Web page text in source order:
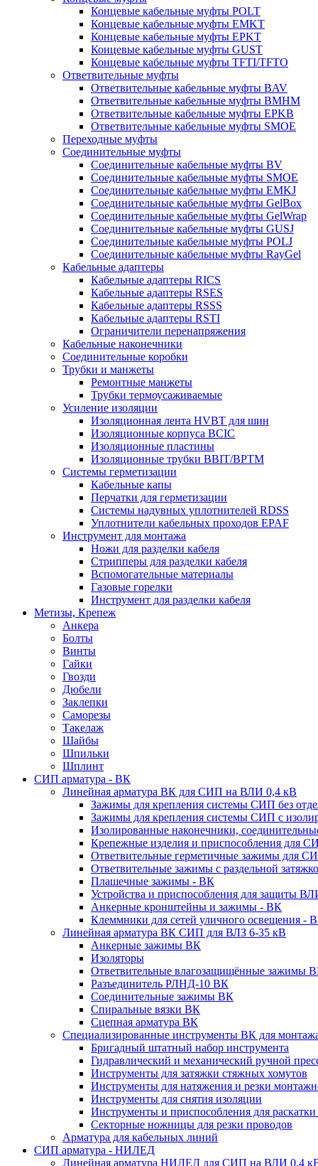
Концевые кабельные муфты POLT
Концевые кабельные муфты EMKT
Концевые кабельные муфты EPKT
Концевые кабельные муфты GUST
Концевые кабельные муфты TFTI/TFTO
Ответвительные муфты
Ответвительные кабельные муфты BAV
Ответвительные кабельные муфты BMHM
Ответвительные кабельные муфты EPKB
Ответвительные кабельные муфты SMOE
Переходные муфты
Соединительные муфты
Соединительные кабельные муфты BV
Соединительные кабельные муфты SMOE
Соединительные кабельные муфты EMKJ
Соединительные кабельные муфты GelBox
Соединительные кабельные муфты GelWrap
Соединительные кабельные муфты GUSJ
Соединительные кабельные муфты POLJ
Соединительные кабельные муфты RayGel
Кабельные адаптеры
Кабельные адаптеры RICS
Кабельные адаптеры RSES
Кабельные адаптеры RSSS
Кабельные адаптеры RSTI
Ограничители перенапряжения
Кабельные наконечники
Соединительные коробки
Трубки и манжеты
Ремонтные манжеты
Трубки термоусаживаемые
Усиление изоляции
Изоляционная лента HVBT для шин
Изоляционные корпуса BCIC
Изоляционные пластины
Изоляционные трубки BBIT/BPTM
Системы герметизации
Кабельные капы
Перчатки для герметизации
Системы надувных уплотнителей RDSS
Уплотнители кабельных проходов EPAF
Инструмент для монтажа
Ножи для разделки кабеля
Стрипперы для разделки кабеля
Вспомогательные материалы
Газовые горелки
Инструмент для разделки кабеля
Метизы, Крепеж
Анкера
Болты
Винты
Гайки
Гвозди
Дюбели
Заклепки
Саморезы
Такелаж
Шайбы
Шпильки
Шплинт
СИП арматура - ВК
Линейная арматура ВК для СИП на ВЛИ 0,4 кВ
Зажимы для крепления системы СИП без
Зажимы для крепления системы СИП с
Изолированные наконечники,
Крепежные изделия и приспособления для
Ответвительные герметичные зажимы для
Ответвительные зажимы с раздельной
Плашечные зажимы - ВК
Устройства и приспособления для защиты
Анкерные кронштейны и зажимы - ВК
Клеммники для сетей уличного освещения -
Линейная арматура ВК СИП для ВЛЗ 6-35 кВ
Анкерные зажимы ВК
Изоляторы
Ответвительные влагозащищённые зажимы
Разъединитель РЛНД-10 ВК
Соединительные зажимы ВК
Спиральные вязки ВК
Сцепная арматура ВК
Специализированные инструменты ВК для
Бригадный штатный набор инструмента
Гидравлический и механический ручной
Инструменты для затяжки стяжных хомутов
Инструменты для натяжения и резки
Инструменты для снятия изоляции
Инструменты и приспособления для
Секторные ножницы для резки проводов
Арматура для кабельных линий
СИП арматура - НИЛЕД
Линейная арматура НИЛЕД для СИП на ВЛИ 0,4